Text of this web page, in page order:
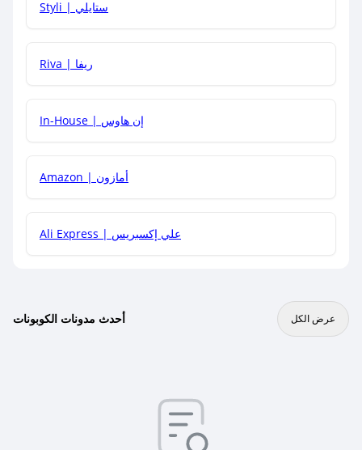
هل يمكنني جمع كود خصم مع العروض الأخرى؟
Styli | ستايلي
Riva | ريفا
In-House | إن هاوس
Amazon | أمازون
Ali Express | علي إكسبريس
أحدث مدونات الكوبونات عرض الكل